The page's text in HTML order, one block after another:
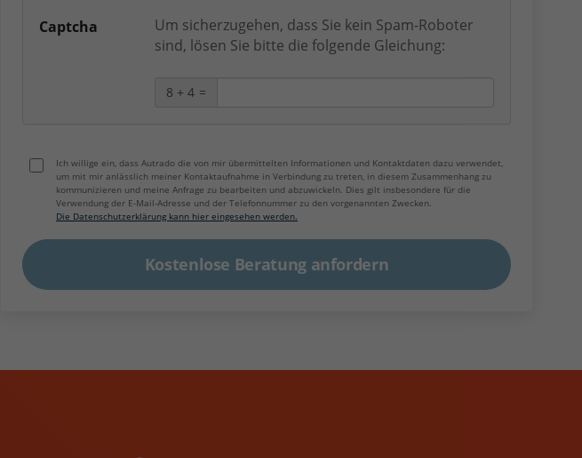
Captcha
Um sicherzugehen, dass Sie kein Spam-Roboter
sind, lösen Sie bitte die folgende Gleichung:
8 + 4 =
Ich willige ein, dass Autrado die von mir übermittelten Informationen und Kontaktdaten dazu verwendet,
um mit mir anlässlich meiner Kontaktaufnahme in Verbindung zu treten, in diesem Zusammenhang zu
kommunizieren und meine Anfrage zu bearbeiten und abzuwickeln. Dies gilt insbesondere für die
Verwendung der E-Mail-Adresse und der Telefonnummer zu den vorgenannten Zwecken.
Die Datenschutzerklärung kann hier eingesehen werden.
Kostenlose Beratung anfordern